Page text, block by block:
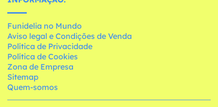
Funidelia no Mundo
Aviso legal e Condições de Venda
Política de Privacidade
Política de Cookies
Zona de Empresa
Sitemap
Quem-somos